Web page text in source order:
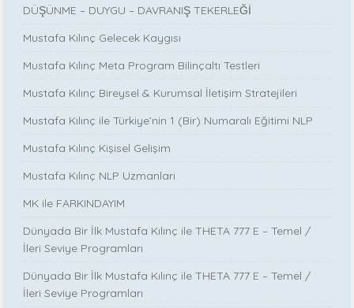
DÜŞÜNME – DUYGU – DAVRANIŞ TEKERLEĞİ
Mustafa Kılınç Gelecek Kaygısı
Mustafa Kılınç Meta Program Bilinçaltı Testleri
Mustafa Kılınç Bireysel & Kurumsal İletişim Stratejileri
Mustafa Kılınç ile Türkiye’nin 1 (Bir) Numaralı Eğitimi NLP
Mustafa Kılınç Kişisel Gelişim
Mustafa Kılınç NLP Uzmanları
MK ile FARKINDAYIM
Dünyada Bir İlk Mustafa Kılınç ile THETA 777 E – Temel /
İleri Seviye Programları
Dünyada Bir İlk Mustafa Kılınç ile THETA 777 E – Temel /
İleri Seviye Programları